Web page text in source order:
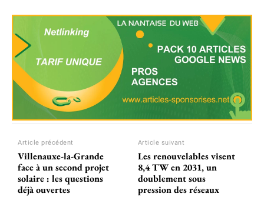
Article précédent
Villenauxe-la-Grande
face à un second projet
solaire : les questions
déjà ouvertes
Article suivant
Les renouvelables visent
8,4 TW en 2031, un
doublement sous
pression des réseaux